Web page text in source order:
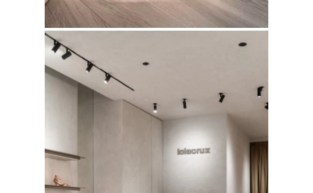
FOTOGRAFÍA